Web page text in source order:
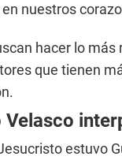
nuestros
hacer lo
que tienen
Velasco
estuvo